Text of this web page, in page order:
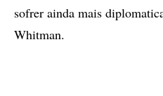
sofrer ainda mais
Whitman.